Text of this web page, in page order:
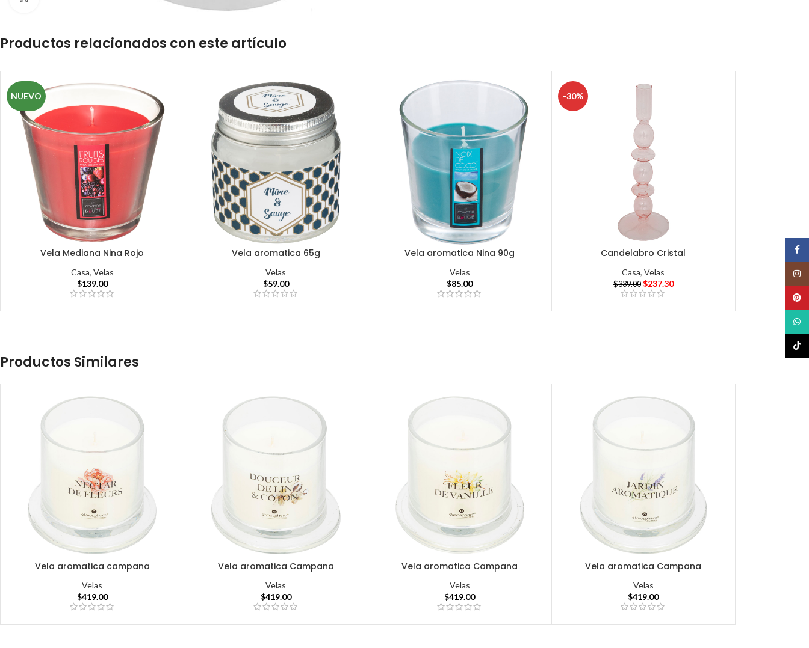
Productos relacionados con este artículo
NUEVO
Vela Mediana Nina Rojo
Casa, Velas
$139.00
Vela aromatica 65g
Velas
$59.00
Vela aromatica Nina 90g
Velas
$85.00
-30%
Candelabro Cristal
Casa,Velas
$339.00 $237.30
Productos Similares
Vela aromatica campana
Velas
$419.00
Vela aromatica Campana
Velas
$419.00
Vela aromatica Campana
Velas
$419.00
Vela aromatica Campana
Velas
$419.00